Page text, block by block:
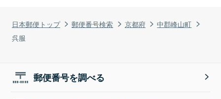
日本郵便トップ 郵便番号検索 京都府
中郡峰山町
呉服
郵便番号を調べる